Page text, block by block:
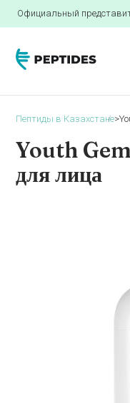
Официальный
Пептиды в Казахстане>
Youth
для лица